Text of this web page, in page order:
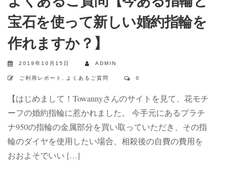
宝石を使って新しい婚約指輪を
作れますか？】
2019年10月15日 ADMIN
ご利用レポート , よくあるご質問 0
【はじめまして！Towannyさんのサイトを見て、花モチ
ーフの婚約指輪に惹かれました。 今手元にあるプラチ
ナ950の指輪の金属部分を買い取っていただき、その指
輪のダイヤを使用したい場合、相殺後の自費の費用を
おおよそでいい […]